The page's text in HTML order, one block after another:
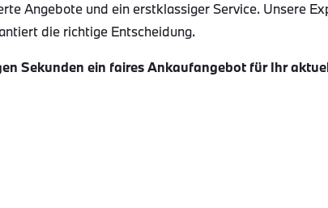
Angebote und ein erstklassiger Service. Unsere
die richtige Entscheidung.
Sekunden ein faires Ankaufangebot für Ihr